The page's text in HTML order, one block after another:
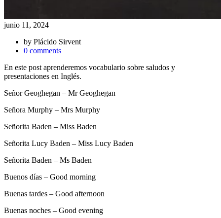
junio 11, 2024
by Plácido Sirvent
0 comments
En este post aprenderemos vocabulario sobre saludos y
presentaciones en Inglés.
Señor Geoghegan – Mr Geoghegan
Señora Murphy – Mrs Murphy
Señorita Baden – Miss Baden
Señorita Lucy Baden – Miss Lucy Baden
Señorita Baden – Ms Baden
Buenos días – Good morning
Buenas tardes – Good afternoon
Buenas noches – Good evening